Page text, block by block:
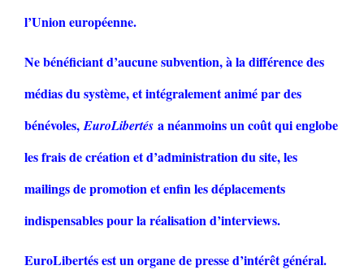
l’Union européenne.
Ne bénéficiant d’aucune subvention, à la différence des
médias du système, et intégralement animé par des
bénévoles, EuroLibertés a néanmoins un coût qui englobe
les frais de création et d’administration du site, les
mailings de promotion et enfin les déplacements
indispensables pour la réalisation d’interviews.
EuroLibertés est un organe de presse d’intérêt général.